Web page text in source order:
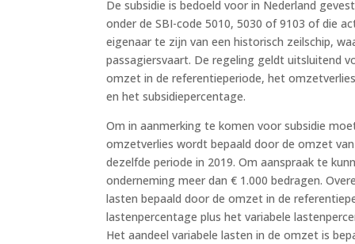
De subsidie is bedoeld voor in Nederland
onder de SBI-code 5010, 5030 of 9103 of die
eigenaar te zijn van een historisch zeilschip,
passagiersvaart. De regeling geldt uitsluitend
omzet in de referentieperiode, het
en het subsidiepercentage.
Om in aanmerking te komen voor subsidie
omzetverlies wordt bepaald door de omzet
dezelfde periode in 2019. Om aanspraak te
onderneming meer dan € 1.000 bedragen.
lasten bepaald door de omzet in de
lastenpercentage plus het variabele
Het aandeel variabele lasten in de omzet is